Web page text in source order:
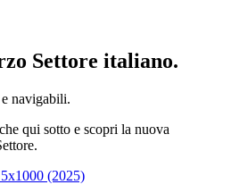
Settore italiano.
navigabili.
qui sotto e scopri la nuova
(2025)